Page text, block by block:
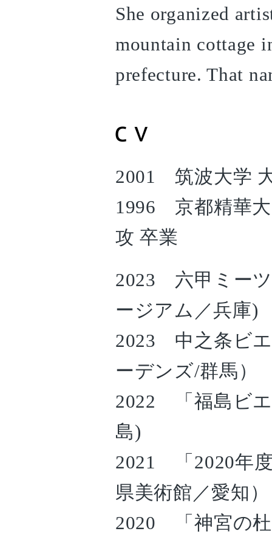
She organized
mountain cottage
prefecture. That
2001 筑波大学
1996 京都精華大
攻 卒業
2023 六甲ミーツ
ージアム／兵庫)
2023 中之条ビエ
ーデンズ/群馬）
2022 「福島ビ
島)
2021 「2020年
県美術館／愛知）
2020 「神宮の杜